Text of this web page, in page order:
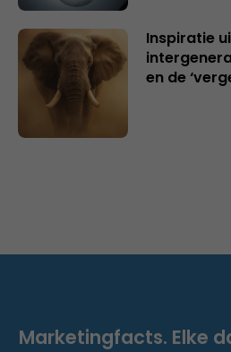
Inspiratie
en de
Marketingfacts. Elke